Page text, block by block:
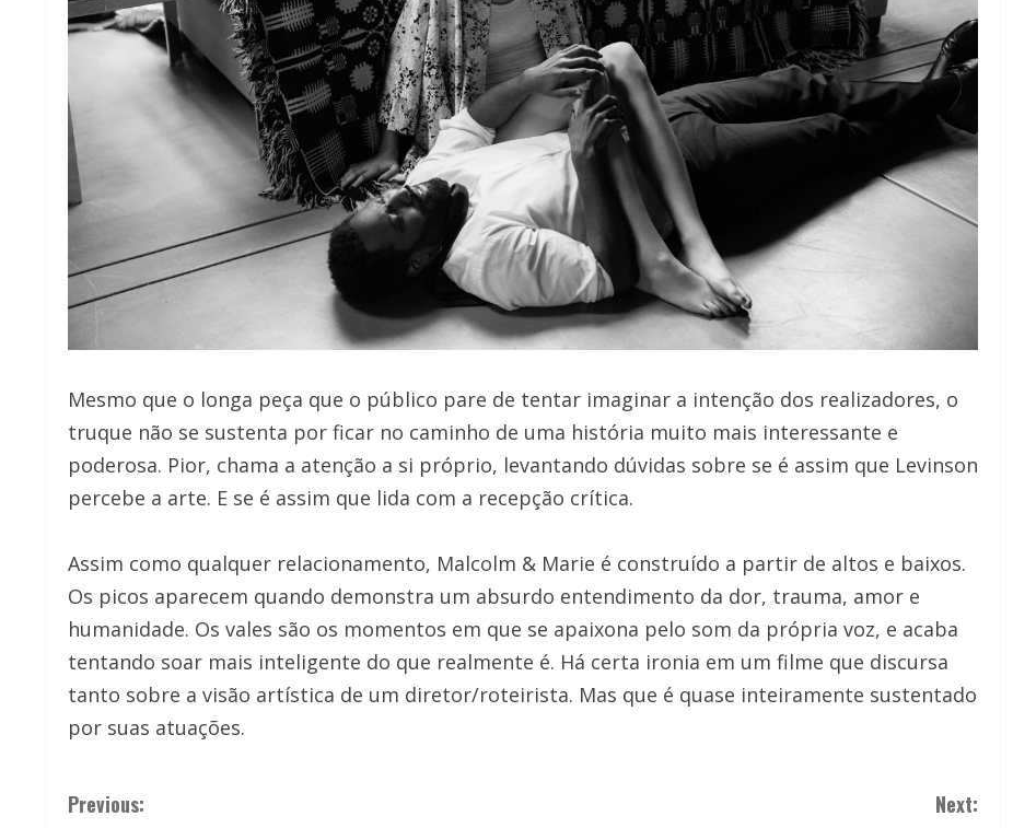
Mesmo que o longa peça que o público pare de tentar imaginar a intenção dos realizadores, o
truque não se sustenta por ficar no caminho de uma história muito mais interessante e
poderosa. Pior, chama a atenção a si próprio, levantando dúvidas sobre se é assim que Levinson
percebe a arte. E se é assim que lida com a recepção crítica.
Assim como qualquer relacionamento, Malcolm & Marie é construído a partir de altos e baixos.
Os picos aparecem quando demonstra um absurdo entendimento da dor, trauma, amor e
humanidade. Os vales são os momentos em que se apaixona pelo som da própria voz, e acaba
tentando soar mais inteligente do que realmente é. Há certa ironia em um filme que discursa
tanto sobre a visão artística de um diretor/roteirista. Mas que é quase inteiramente sustentado
por suas atuações.
C
Previous:
Next: